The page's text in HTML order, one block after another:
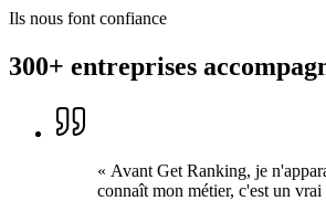
Ils nous font confiance
300+ entreprises
« Avant Get Ranking, je
connaît mon métier, c'est un vrai